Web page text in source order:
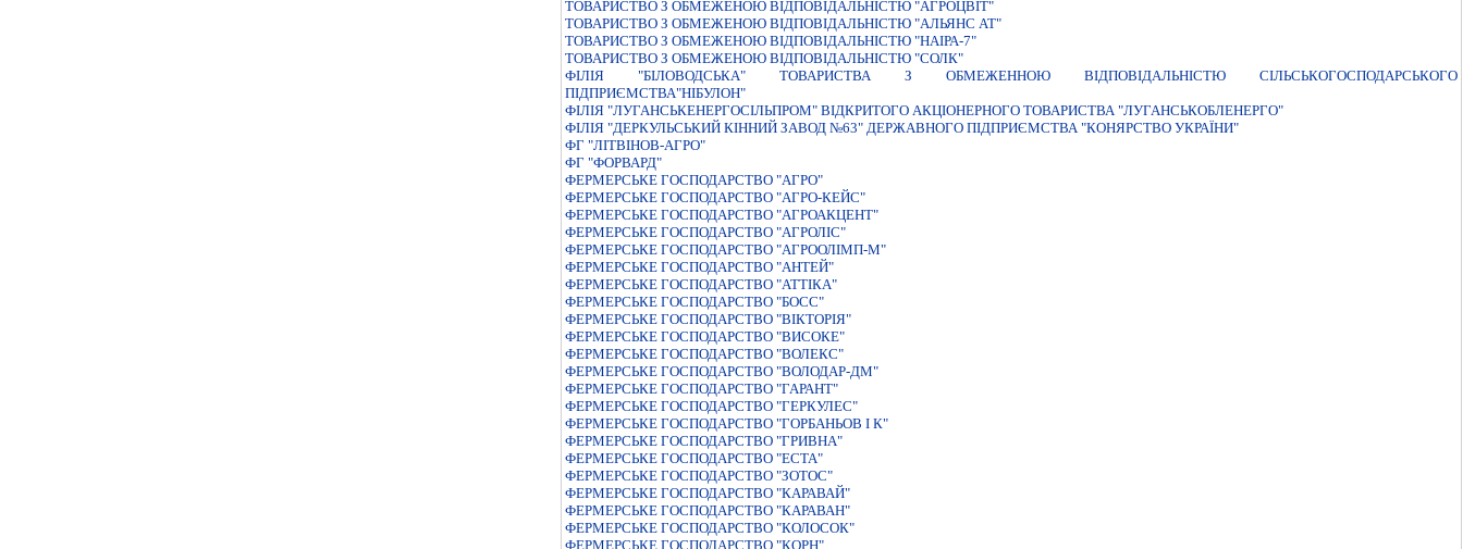
ТОВАРИСТВО З ОБМЕЖЕНОЮ ВІДПОВІДАЛЬНІСТЮ "АГРОЦВІТ"
ТОВАРИСТВО З ОБМЕЖЕНОЮ ВІДПОВІДАЛЬНІСТЮ "АЛЬЯНС АТ"
ТОВАРИСТВО З ОБМЕЖЕНОЮ ВІДПОВІДАЛЬНІСТЮ "НАІРА-7"
ТОВАРИСТВО З ОБМЕЖЕНОЮ ВІДПОВІДАЛЬНІСТЮ "СОЛК"
ФIЛIЯ "БIЛОВОДСЬКА" ТОВАРИСТВА З ОБМЕЖЕННОЮ ВIДПОВIДАЛЬНIСТЮ СIЛЬСЬКОГОСПОДАРСЬКОГО
ПIДПРИЄМСТВА"НIБУЛОН"
ФIЛIЯ "ЛУГАНСЬКЕНЕРГОСIЛЬПРОМ" ВIДКРИТОГО АКЦIОНЕРНОГО ТОВАРИСТВА "ЛУГАНСЬКОБЛЕНЕРГО"
ФІЛІЯ "ДЕРКУЛЬСЬКИЙ КІННИЙ ЗАВОД №63" ДЕРЖАВНОГО ПІДПРИЄМСТВА "КОНЯРСТВО УКРАЇНИ"
ФГ "ЛІТВІНОВ-АГРО"
ФГ "ФОРВАРД"
ФЕРМЕРСЬКЕ ГОСПОДАРСТВО "АГРО"
ФЕРМЕРСЬКЕ ГОСПОДАРСТВО "АГРО-КЕЙС"
ФЕРМЕРСЬКЕ ГОСПОДАРСТВО "АГРОАКЦЕНТ"
ФЕРМЕРСЬКЕ ГОСПОДАРСТВО "АГРОЛIС"
ФЕРМЕРСЬКЕ ГОСПОДАРСТВО "АГРООЛІМП-М"
ФЕРМЕРСЬКЕ ГОСПОДАРСТВО "АНТЕЙ"
ФЕРМЕРСЬКЕ ГОСПОДАРСТВО "АТТIКА"
ФЕРМЕРСЬКЕ ГОСПОДАРСТВО "БОСС"
ФЕРМЕРСЬКЕ ГОСПОДАРСТВО "ВІКТОРІЯ"
ФЕРМЕРСЬКЕ ГОСПОДАРСТВО "ВИСОКЕ"
ФЕРМЕРСЬКЕ ГОСПОДАРСТВО "ВОЛЕКС"
ФЕРМЕРСЬКЕ ГОСПОДАРСТВО "ВОЛОДАР-ДМ"
ФЕРМЕРСЬКЕ ГОСПОДАРСТВО "ГАРАНТ"
ФЕРМЕРСЬКЕ ГОСПОДАРСТВО "ГЕРКУЛЕС"
ФЕРМЕРСЬКЕ ГОСПОДАРСТВО "ГОРБАНЬОВ I К"
ФЕРМЕРСЬКЕ ГОСПОДАРСТВО "ГРИВНА"
ФЕРМЕРСЬКЕ ГОСПОДАРСТВО "ЕСТА"
ФЕРМЕРСЬКЕ ГОСПОДАРСТВО "ЗОТОС"
ФЕРМЕРСЬКЕ ГОСПОДАРСТВО "КАРАВАЙ"
ФЕРМЕРСЬКЕ ГОСПОДАРСТВО "КАРАВАН"
ФЕРМЕРСЬКЕ ГОСПОДАРСТВО "КОЛОСОК"
ФЕРМЕРСЬКЕ ГОСПОДАРСТВО "КОРН"